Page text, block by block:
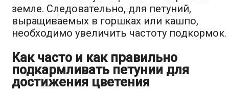
земле. Следовательно, для петуний,
выращиваемых в горшках или кашпо,
необходимо увеличить частоту подкормок.
Как часто и как правильно
подкармливать петунии для
достижения цветения